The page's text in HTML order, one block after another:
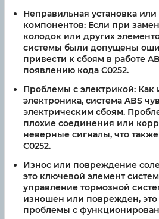
Неправильная установка
компонентов: Если при
колодок или других
системы были допущены
привести к сбоям в работе
появлению кода C0252.
Проблемы с электрикой: Как
электроника, система ABS
электрическим сбоям.
плохие соединения или
неверные сигналы, что
C0252.
Износ или повреждение
это ключевой элемент
управление тормозной
изношен или поврежден, это
проблемы с